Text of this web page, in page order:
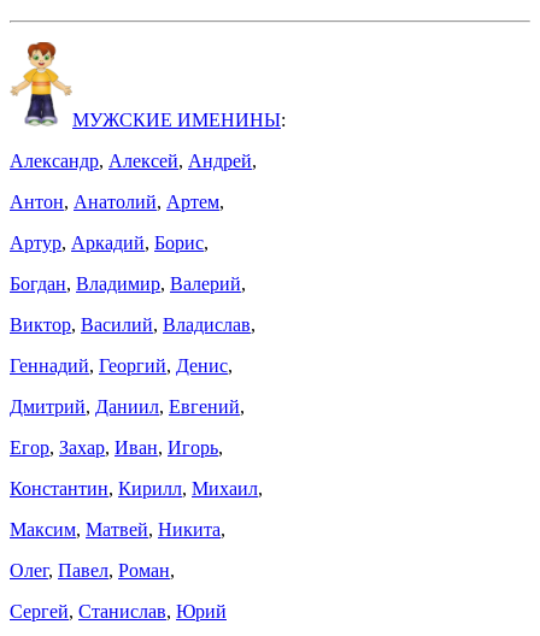
МУЖСКИЕ ИМЕНИНЫ:
Александр, Алексей, Андрей,
Антон, Анатолий, Артем,
Артур, Аркадий, Борис,
Богдан, Владимир, Валерий,
Виктор, Василий, Владислав,
Геннадий, Георгий, Денис,
Дмитрий, Даниил, Евгений,
Егор, Захар, Иван, Игорь,
Константин, Кирилл, Михаил,
Максим, Матвей, Никита,
Олег, Павел, Роман,
Сергей, Станислав, Юрий